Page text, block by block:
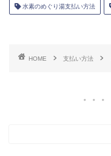
水素のめぐり湯支払い方法
HOME 支払い方法